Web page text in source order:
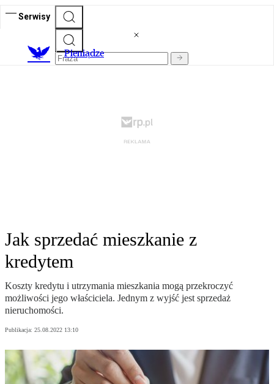
Serwisy
Pieniądze
Jak sprzedać mieszkanie z
kredytem
Koszty kredytu i utrzymania mieszkania mogą przekroczyć
możliwości jego właściciela. Jednym z wyjść jest sprzedaż
nieruchomości.
Publikacja: 25.08.2022 13:10